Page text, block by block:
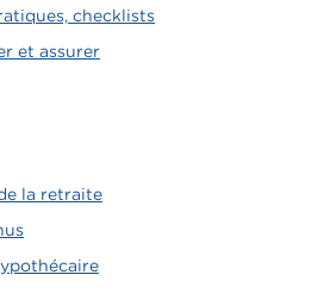
checklists
et assurer
la retraite